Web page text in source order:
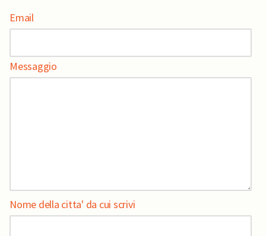
Email
Messaggio
Nome della citta' da cui scrivi